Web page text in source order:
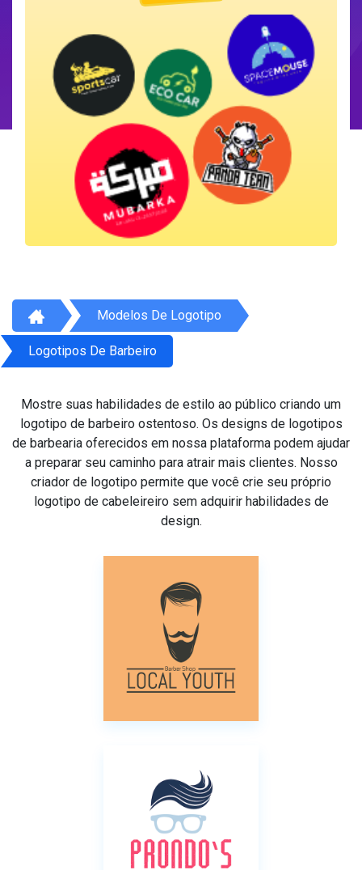
Modelos De Logotipo
Logotipos De Barbeiro
Mostre suas habilidades de estilo ao público criando um
logotipo de barbeiro ostentoso. Os designs de logotipos
de barbearia oferecidos em nossa plataforma podem ajudar
a preparar seu caminho para atrair mais clientes. Nosso
criador de logotipo permite que você crie seu próprio
logotipo de cabeleireiro sem adquirir habilidades de
design.